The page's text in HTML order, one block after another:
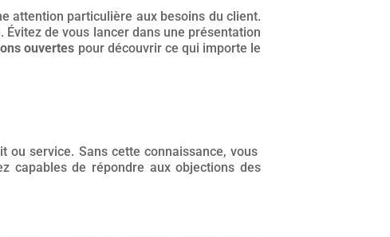
attention particulière aux besoins du client.
de vous lancer dans une présentation
ouvertes pour découvrir ce qui importe le
ou service. Sans cette connaissance, vous
capables de répondre aux objections des